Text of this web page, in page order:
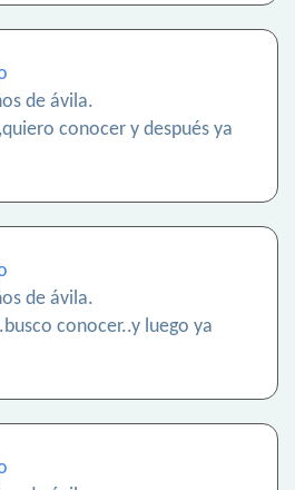
de ávila.
conocer y después ya
de ávila.
conocer..y luego ya